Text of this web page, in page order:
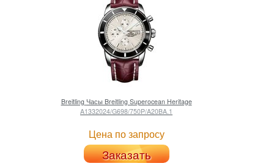
Breitling Часы Breitling Superocean Heritage
A1332024/G698/750P/A20BA.1
Цена по запросу
Заказать